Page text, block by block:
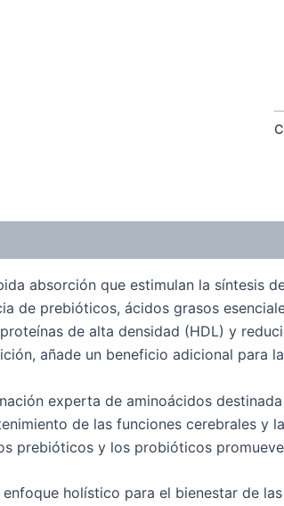
absorción que estimulan la síntesis
de prebióticos, ácidos grasos
de alta densidad (HDL) y
añade un beneficio adicional para
experta de aminoácidos
de las funciones cerebrales
prebióticos y los probióticos
holístico para el bienestar de